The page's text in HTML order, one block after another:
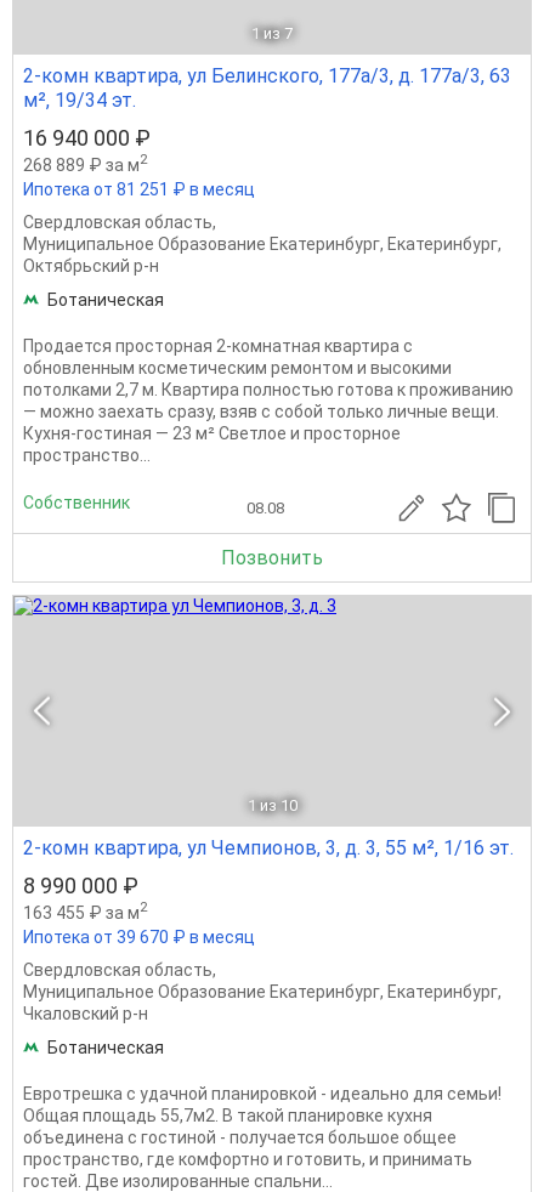
1 из 7
2-комн квартира, ул Белинского, 177а/3, д. 177а/3, 63
м², 19/34 эт.
16 940 000 ₽
268 889 ₽ за м2
Ипотека от 81 251 ₽ в месяц
Свердловская область,
Муниципальное Образование Екатеринбург, Екатеринбург,
Октябрьский р-н
Ботаническая
Продается просторная 2-комнатная квартира с
обновленным косметическим ремонтом и высокими
потолками 2,7 м. Квартира полностью готова к проживанию
— можно заехать сразу, взяв с собой только личные вещи.
Кухня-гостиная — 23 м² Светлое и просторное
пространство...
Собственник 08.08
Позвонить
1 из 10
2-комн квартира, ул Чемпионов, 3, д. 3, 55 м², 1/16 эт.
8 990 000 ₽
163 455 ₽ за м2
Ипотека от 39 670 ₽ в месяц
Свердловская область,
Муниципальное Образование Екатеринбург, Екатеринбург,
Чкаловский р-н
Ботаническая
Евротрешка с удачной планировкой - идеально для семьи!
Общая площадь 55,7м2. В такой планировке кухня
объединена с гостиной - получается большое общее
пространство, где комфортно и готовить, и принимать
гостей. Две изолированные спальни...